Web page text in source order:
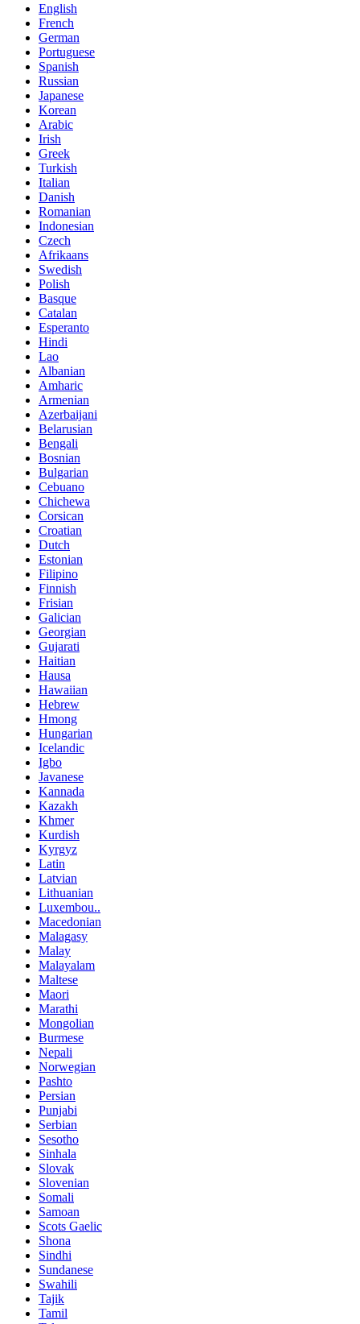
English
French
German
Portuguese
Spanish
Russian
Japanese
Korean
Arabic
Irish
Greek
Turkish
Italian
Danish
Romanian
Indonesian
Czech
Afrikaans
Swedish
Polish
Basque
Catalan
Esperanto
Hindi
Lao
Albanian
Amharic
Armenian
Azerbaijani
Belarusian
Bengali
Bosnian
Bulgarian
Cebuano
Chichewa
Corsican
Croatian
Dutch
Estonian
Filipino
Finnish
Frisian
Galician
Georgian
Gujarati
Haitian
Hausa
Hawaiian
Hebrew
Hmong
Hungarian
Icelandic
Igbo
Javanese
Kannada
Kazakh
Khmer
Kurdish
Kyrgyz
Latin
Latvian
Lithuanian
Luxembou..
Macedonian
Malagasy
Malay
Malayalam
Maltese
Maori
Marathi
Mongolian
Burmese
Nepali
Norwegian
Pashto
Persian
Punjabi
Serbian
Sesotho
Sinhala
Slovak
Slovenian
Somali
Samoan
Scots Gaelic
Shona
Sindhi
Sundanese
Swahili
Tajik
Tamil